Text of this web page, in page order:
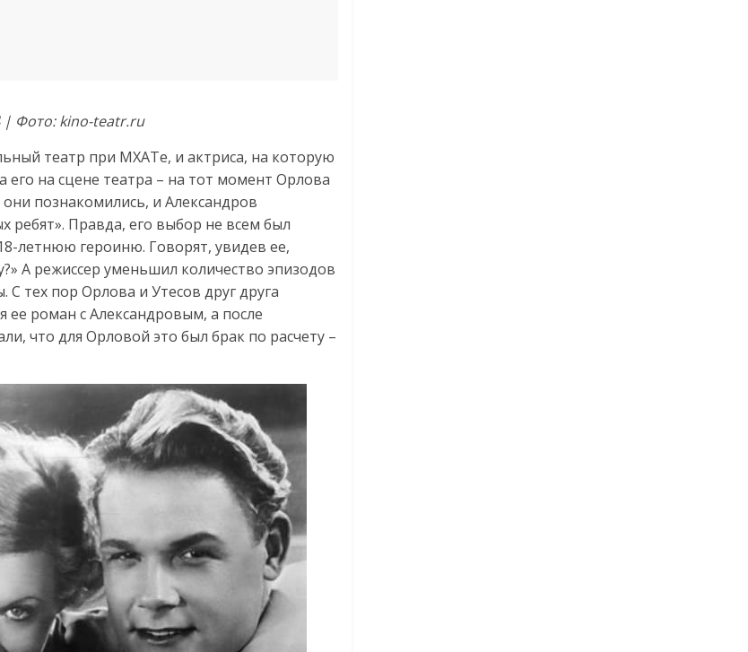
| Фото: kino-teatr.ru
театр при МХАТе, и актриса, на которую
на сцене театра – на тот момент Орлова
познакомились, и Александров
ребят». Правда, его выбор не всем был
летнюю героиню. Говорят, увидев ее,
А режиссер уменьшил количество эпизодов
тех пор Орлова и Утесов друг друга
роман с Александровым, а после
что для Орловой это был брак по расчету –